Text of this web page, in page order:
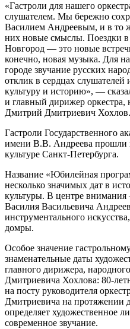
«Гастроли для нашего
слушателем. Мы бережно
Василием Андреевым, и в то
них новые смыслы. Поездки
Новгород — это новые
конечно, новая музыка. Для
городе звучание русских
отклик в сердцах слушателей
культуру и историю», —
и главный дирижер оркестра,
Дмитрий Дмитриевич Хохлов.
Гастроли Государственного
имени В.В. Андреева прошли
культуре Санкт-Петербурга.
Название «Юбилейная
несколько значимых дат в
культуры. В центре
Василия Васильевича
инструментального
домры.
Особое значение
знаменательные даты
главного дирижера,
Дмитриевича Хохлова: 80-
на посту руководителя
Дмитриевича на протяжении
определяет художественное
современное звучание.